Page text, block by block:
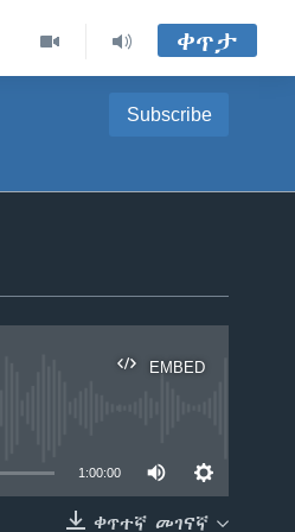
ቀጥታ
Subscribe
EMBED
1:00:00
ቀጥተኛ መገናኛ